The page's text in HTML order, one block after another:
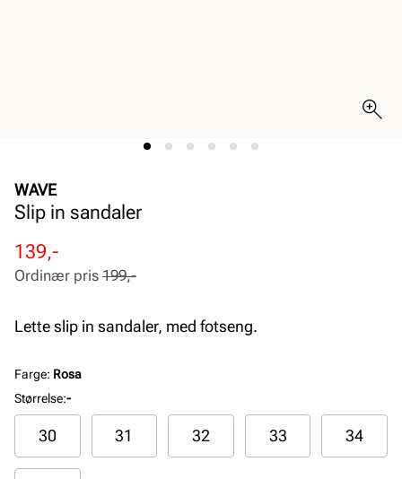
WAVE
Slip in sandaler
Rabattert
pris
139,-
Ordinær
pris
Ordinær pris 199,-
Lette slip in sandaler, med fotseng.
Farge: Rosa
Størrelse:-
30 31 32 33 34